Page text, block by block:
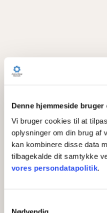
Denne hjemmeside bruger
Vi bruger cookies til at
oplysninger om din brug af
kan kombinere disse data
tilbagekalde dit samtykke
vores persondatapolitik.